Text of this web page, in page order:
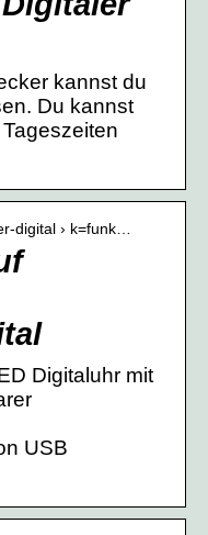
kannst du
Du kannst
digital › k=funk…
Digitaluhr mit
USB